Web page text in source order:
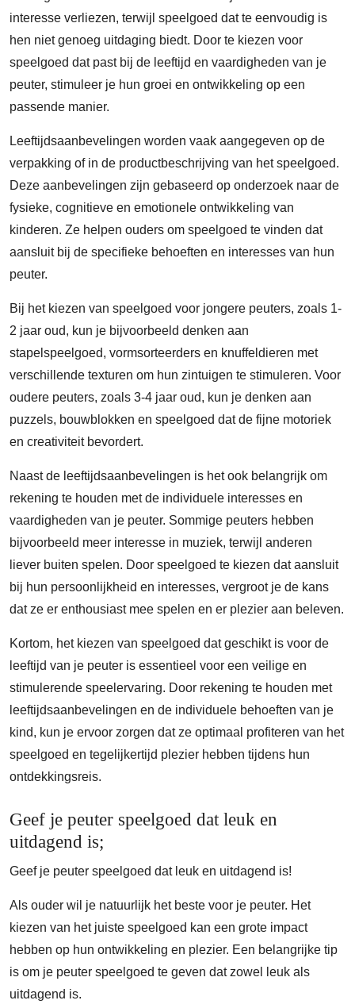
interesse verliezen, terwijl speelgoed dat te eenvoudig is
hen niet genoeg uitdaging biedt. Door te kiezen voor
speelgoed dat past bij de leeftijd en vaardigheden van je
peuter, stimuleer je hun groei en ontwikkeling op een
passende manier.
Leeftijdsaanbevelingen worden vaak aangegeven op de
verpakking of in de productbeschrijving van het speelgoed.
Deze aanbevelingen zijn gebaseerd op onderzoek naar de
fysieke, cognitieve en emotionele ontwikkeling van
kinderen. Ze helpen ouders om speelgoed te vinden dat
aansluit bij de specifieke behoeften en interesses van hun
peuter.
Bij het kiezen van speelgoed voor jongere peuters, zoals 1-
2 jaar oud, kun je bijvoorbeeld denken aan
stapelspeelgoed, vormsorteerders en knuffeldieren met
verschillende texturen om hun zintuigen te stimuleren. Voor
oudere peuters, zoals 3-4 jaar oud, kun je denken aan
puzzels, bouwblokken en speelgoed dat de fijne motoriek
en creativiteit bevordert.
Naast de leeftijdsaanbevelingen is het ook belangrijk om
rekening te houden met de individuele interesses en
vaardigheden van je peuter. Sommige peuters hebben
bijvoorbeeld meer interesse in muziek, terwijl anderen
liever buiten spelen. Door speelgoed te kiezen dat aansluit
bij hun persoonlijkheid en interesses, vergroot je de kans
dat ze er enthousiast mee spelen en er plezier aan beleven.
Kortom, het kiezen van speelgoed dat geschikt is voor de
leeftijd van je peuter is essentieel voor een veilige en
stimulerende speelervaring. Door rekening te houden met
leeftijdsaanbevelingen en de individuele behoeften van je
kind, kun je ervoor zorgen dat ze optimaal profiteren van het
speelgoed en tegelijkertijd plezier hebben tijdens hun
ontdekkingsreis.
Geef je peuter speelgoed dat leuk en
uitdagend is;
Geef je peuter speelgoed dat leuk en uitdagend is!
Als ouder wil je natuurlijk het beste voor je peuter. Het
kiezen van het juiste speelgoed kan een grote impact
hebben op hun ontwikkeling en plezier. Een belangrijke tip
is om je peuter speelgoed te geven dat zowel leuk als
uitdagend is.